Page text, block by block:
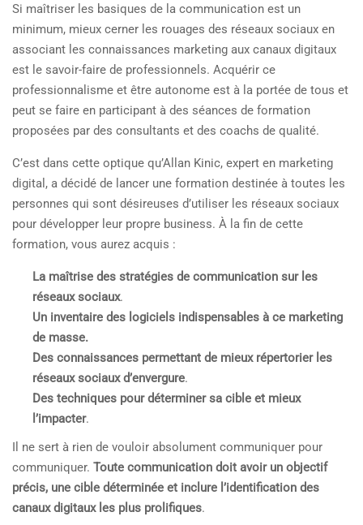
Si maîtriser les basiques de la communication est un
minimum, mieux cerner les rouages des réseaux sociaux en
associant les connaissances marketing aux canaux digitaux
est le savoir-faire de professionnels. Acquérir ce
professionnalisme et être autonome est à la portée de tous et
peut se faire en participant à des séances de formation
proposées par des consultants et des coachs de qualité.
C’est dans cette optique qu’Allan Kinic, expert en marketing
digital, a décidé de lancer une formation destinée à toutes les
personnes qui sont désireuses d’utiliser les réseaux sociaux
pour développer leur propre business. À la fin de cette
formation, vous aurez acquis :
La maîtrise des stratégies de communication sur les
réseaux sociaux.
Un inventaire des logiciels indispensables à ce marketing
de masse.
Des connaissances permettant de mieux répertorier les
réseaux sociaux d’envergure.
Des techniques pour déterminer sa cible et mieux
l’impacter.
Il ne sert à rien de vouloir absolument communiquer pour
communiquer. Toute communication doit avoir un objectif
précis, une cible déterminée et inclure l’identification des
canaux digitaux les plus prolifiques.